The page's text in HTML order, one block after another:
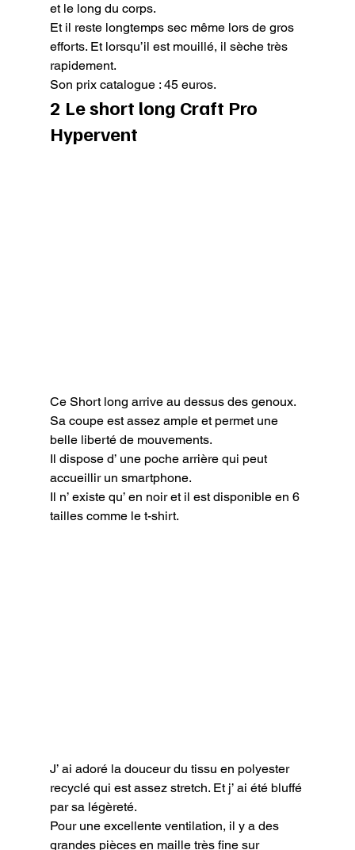
et le long du corps.
Et il reste longtemps sec même lors de gros
efforts. Et lorsqu’il est mouillé, il sèche très
rapidement.
Son prix catalogue : 45 euros.
2 Le short long Craft Pro
Hypervent
Ce Short long arrive au dessus des genoux.
Sa coupe est assez ample et permet une
belle liberté de mouvements.
Il dispose d’ une poche arrière qui peut
accueillir un smartphone.
Il n’ existe qu’ en noir et il est disponible en 6
tailles comme le t-shirt.
J’ ai adoré la douceur du tissu en polyester
recyclé qui est assez stretch. Et j’ ai été bluffé
par sa légèreté.
Pour une excellente ventilation, il y a des
grandes pièces en maille très fine sur